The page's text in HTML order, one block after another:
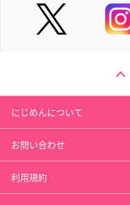
にじめんについて
お問い合わせ
利用規約